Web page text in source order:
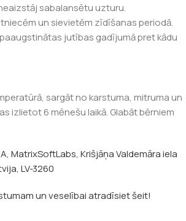
sabalansētu uzturu.
un sievietēm zīdīšanas periodā.
jutības gadījumā pret kādu
sargāt no karstuma, mitruma un
izlietot 6 mēnešu laikā. Glabāt bērniem
MatrixSoftLabs, Krišjāņa Valdemāra iela
LV-3260
un veselībai atradīsiet šeit!